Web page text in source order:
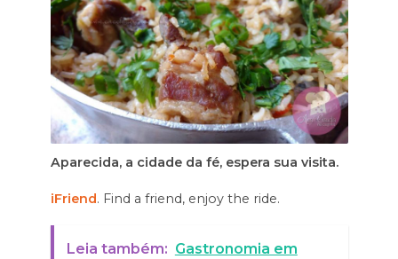
Aparecida, a cidade da fé, espera sua visita.
iFriend. Find a friend, enjoy the ride.
Leia também: Gastronomia em